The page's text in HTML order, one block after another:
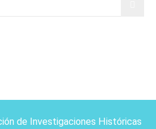
de Investigaciones Históricas